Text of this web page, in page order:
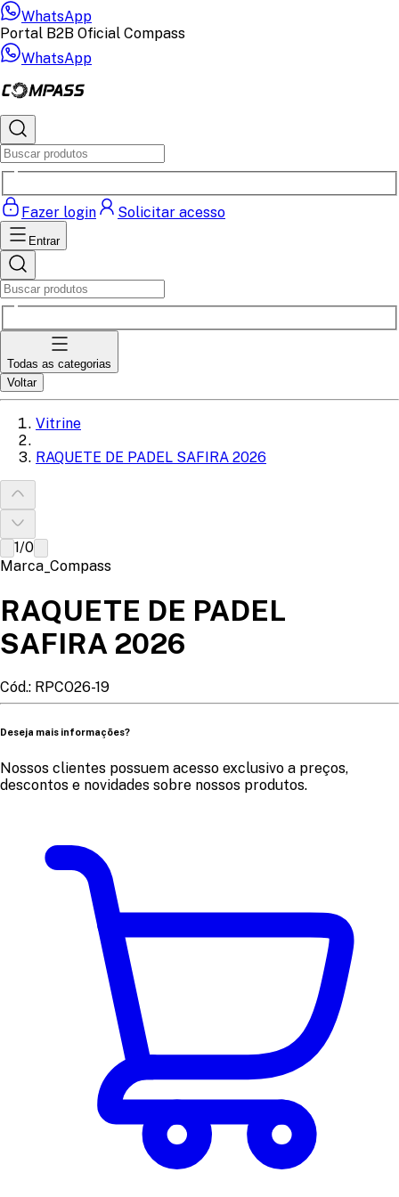
WhatsApp
Portal B2B Oficial Compass
WhatsApp
Fazer login Solicitar acesso
Entrar
Todas as categorias
Voltar
Vitrine
RAQUETE DE PADEL SAFIRA 2026
1/0
Marca_Compass
RAQUETE DE PADEL
SAFIRA 2026
Cód.: RPCO26-19
Deseja mais informações?
Nossos clientes possuem acesso exclusivo a preços,
descontos e novidades sobre nossos produtos.